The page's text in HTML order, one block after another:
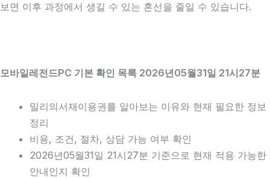
보면 이후 과정에서 생길 수 있는 혼선을 줄일 수 있습니다.
모바일레전드PC 기본 확인 목록 2026년05월31일 21시27분
밀리의서재이용권를 알아보는 이유와 현재 필요한 정보
정리
비용, 조건, 절차, 상담 가능 여부 확인
2026년05월31일 21시27분 기준으로 현재 적용 가능한
안내인지 확인